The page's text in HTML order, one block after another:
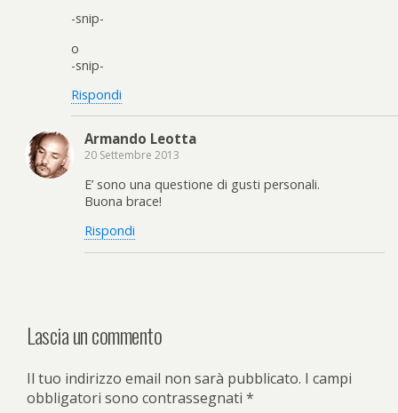
-snip-
o
-snip-
Rispondi
Armando Leotta
20 Settembre 2013
E’ sono una questione di gusti personali.
Buona brace!
Rispondi
Lascia un commento
Il tuo indirizzo email non sarà pubblicato. I campi
obbligatori sono contrassegnati *